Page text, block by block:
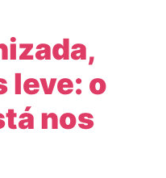
leve: o
nos